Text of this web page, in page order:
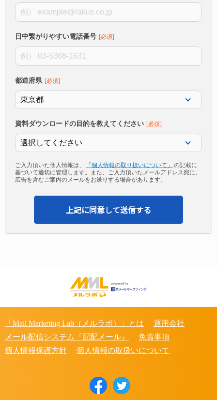
日中繋がりやすい電話番号
都道府県
資料ダウンロードの目的を教えてください
ご入力頂いた個人情報は、 「個人情報の取り扱いについて」
の記載に
基づいて適切に管理します。また、ご入力頂いたメールアドレス宛に、
広告を含むご案内のメールをお送りする場合があります。
「Mail Marketing Lab（メルラボ）」とは
運用会社
メール配信システム『配配メール』
免責事項
個人情報保護方針
個人情報の取扱いについて